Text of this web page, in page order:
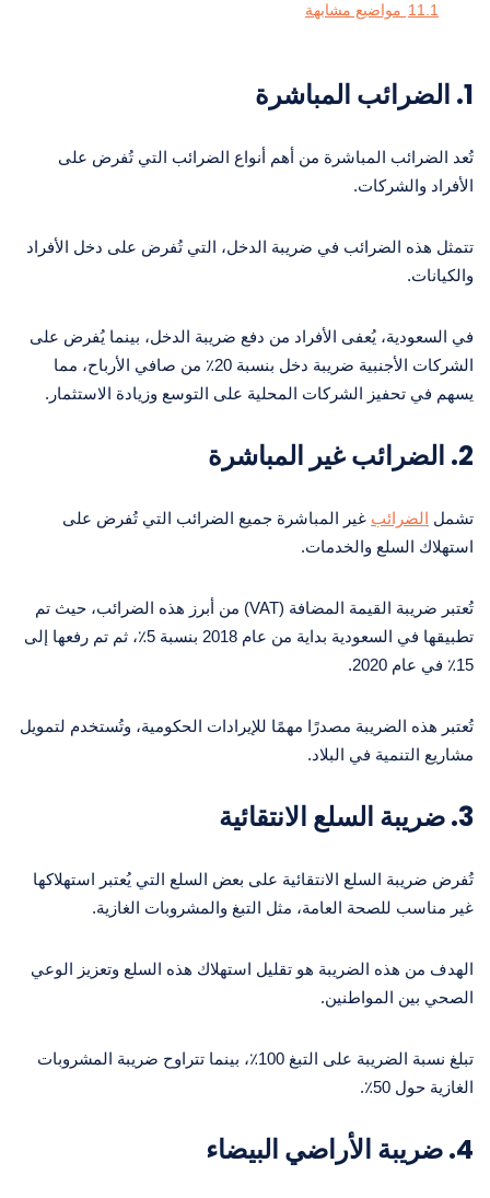
11.1 مواضيع مشابهة
1. الضرائب المباشرة
تُعد الضرائب المباشرة من أهم أنواع الضرائب التي تُفرض على
الأفراد والشركات.
تتمثل هذه الضرائب في ضريبة الدخل، التي تُفرض على دخل الأفراد
والكيانات.
في السعودية، يُعفى الأفراد من دفع ضريبة الدخل، بينما يُفرض على
الشركات الأجنبية ضريبة دخل بنسبة 20٪ من صافي الأرباح، مما
يسهم في تحفيز الشركات المحلية على التوسع وزيادة الاستثمار.
2. الضرائب غير المباشرة
تشمل الضرائب غير المباشرة جميع الضرائب التي تُفرض على
استهلاك السلع والخدمات.
تُعتبر ضريبة القيمة المضافة (VAT) من أبرز هذه الضرائب، حيث تم
تطبيقها في السعودية بداية من عام 2018 بنسبة 5٪، ثم تم رفعها إلى
15٪ في عام 2020.
تُعتبر هذه الضريبة مصدرًا مهمًا للإيرادات الحكومية، وتُستخدم لتمويل
مشاريع التنمية في البلاد.
3. ضريبة السلع الانتقائية
تُفرض ضريبة السلع الانتقائية على بعض السلع التي يُعتبر استهلاكها
غير مناسب للصحة العامة، مثل التبغ والمشروبات الغازية.
الهدف من هذه الضريبة هو تقليل استهلاك هذه السلع وتعزيز الوعي
الصحي بين المواطنين.
تبلغ نسبة الضريبة على التبغ 100٪، بينما تتراوح ضريبة المشروبات
الغازية حول 50٪.
4. ضريبة الأراضي البيضاء